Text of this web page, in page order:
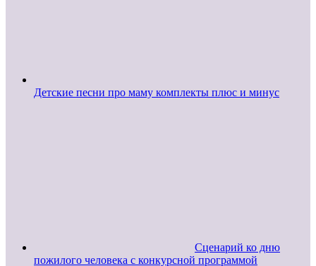
Детские песни про маму комплекты плюс и минус
Сценарий ко дню
пожилого человека с конкурсной программой